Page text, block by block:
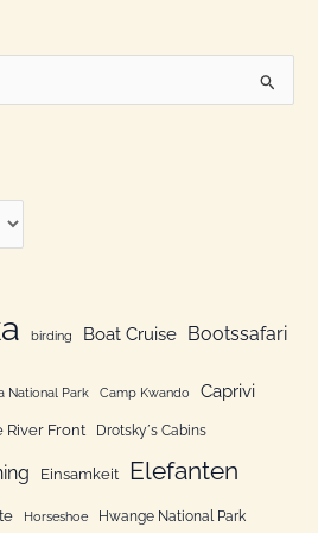
birding Boat Cruise Bootssafari
National Park Camp Kwando Caprivi
River Front Drotsky´s Cabins
Einsamkeit Elefanten
Horseshoe Hwange National Park